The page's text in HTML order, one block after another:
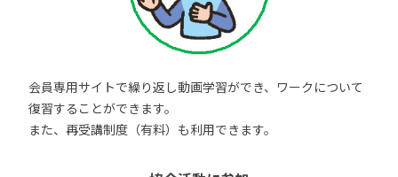
会員専用サイトで繰り返し動画学習ができ、ワークについて
復習することができます。
また、再受講制度（有料）も利用できます。